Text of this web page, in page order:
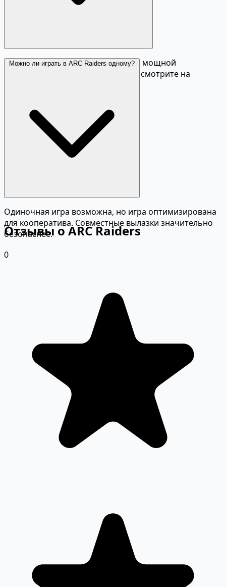
Рекомендуется современный ПК с мощной
видеокартой. Точные требования смотрите на
Можно ли играть в ARC Raiders одному?
Одиночная игра возможна, но игра оптимизирована
для кооператива. Совместные вылазки значительно
безопаснее.
Отзывы о ARC Raiders
0